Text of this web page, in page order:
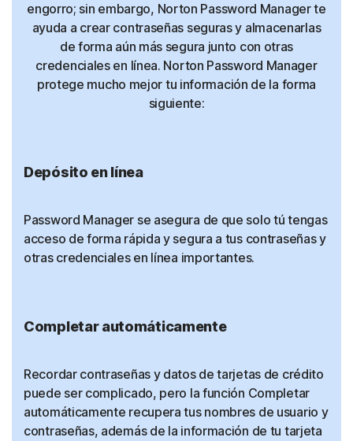
engorro; sin embargo, Norton Password Manager te
ayuda a crear contraseñas seguras y almacenarlas
de forma aún más segura junto con otras
credenciales en línea. Norton Password Manager
protege mucho mejor tu información de la forma
siguiente:
Depósito en línea
Password Manager se asegura de que solo tú tengas
acceso de forma rápida y segura a tus contraseñas y
otras credenciales en línea importantes.
Completar automáticamente
Recordar contraseñas y datos de tarjetas de crédito
puede ser complicado, pero la función Completar
automáticamente recupera tus nombres de usuario y
contraseñas, además de la información de tu tarjeta